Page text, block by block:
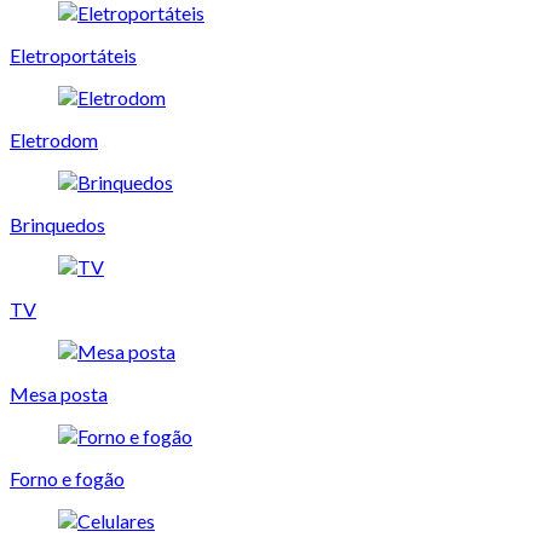
Eletroportáteis
Eletrodom
Brinquedos
TV
Mesa posta
Forno e fogão